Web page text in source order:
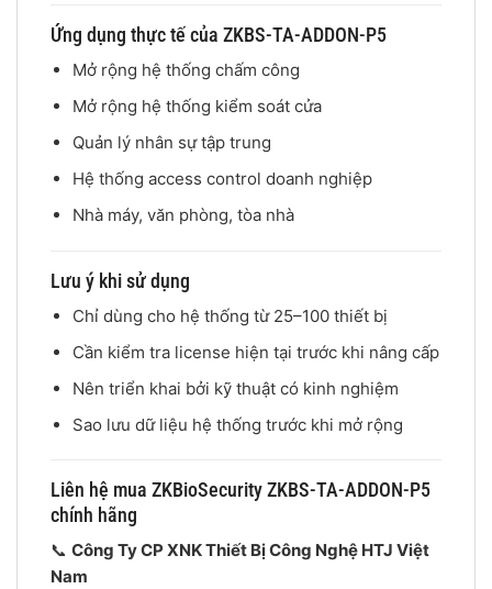
Ứng dụng thực tế của ZKBS-TA-ADDON-P5
Mở rộng hệ thống chấm công
Mở rộng hệ thống kiểm soát cửa
Quản lý nhân sự tập trung
Hệ thống access control doanh nghiệp
Nhà máy, văn phòng, tòa nhà
Lưu ý khi sử dụng
Chỉ dùng cho hệ thống từ 25–100 thiết bị
Cần kiểm tra license hiện tại trước khi nâng cấp
Nên triển khai bởi kỹ thuật có kinh nghiệm
Sao lưu dữ liệu hệ thống trước khi mở rộng
Liên hệ mua ZKBioSecurity ZKBS-TA-ADDON-P5
chính hãng
📞 Công Ty CP XNK Thiết Bị Công Nghệ HTJ Việt
Nam